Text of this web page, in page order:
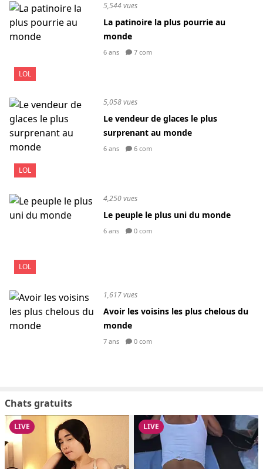
LOL
5,544 vues
La patinoire la plus pourrie au
monde
6 ans 7 com
LOL
5,058 vues
Le vendeur de glaces le plus
surprenant au monde
6 ans 6 com
LOL
4,250 vues
Le peuple le plus uni du monde
6 ans 0 com
1,617 vues
Avoir les voisins les plus chelous du
monde
7 ans 0 com
Chats gratuits